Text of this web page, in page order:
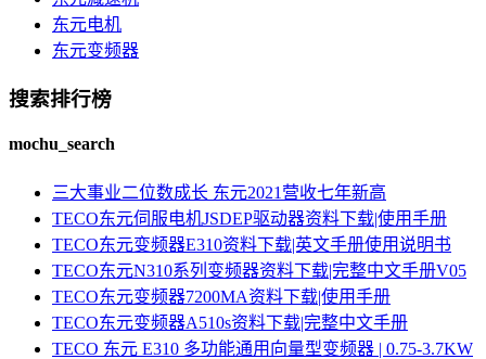
东元电机
东元变频器
搜索排行榜
mochu_search
三大事业二位数成长 东元2021营收七年新高
TECO东元伺服电机JSDEP驱动器资料下载|使用手册
TECO东元变频器E310资料下载|英文手册使用说明书
TECO东元N310系列变频器资料下载|完整中文手册V05
TECO东元变频器7200MA资料下载|使用手册
TECO东元变频器A510s资料下载|完整中文手册
TECO 东元 E310 多功能通用向量型变频器 | 0.75-3.7KW